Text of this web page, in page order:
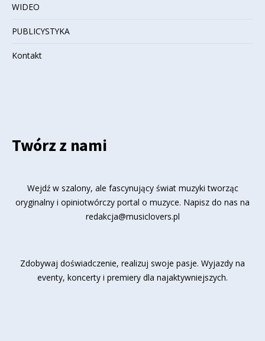
WIDEO
PUBLICYSTYKA
Kontakt
Twórz z nami
Wejdź w szalony, ale fascynujący świat muzyki tworząc
oryginalny i opiniotwórczy portal o muzyce. Napisz do nas na
redakcja@musiclovers.pl
Zdobywaj doświadczenie, realizuj swoje pasje. Wyjazdy na
eventy, koncerty i premiery dla najaktywniejszych.